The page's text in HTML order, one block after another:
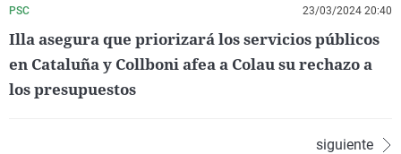
PSC 23/03/2024 20:40
Illa asegura que priorizará los servicios públicos
en Cataluña y Collboni afea a Colau su rechazo a
los presupuestos
siguiente